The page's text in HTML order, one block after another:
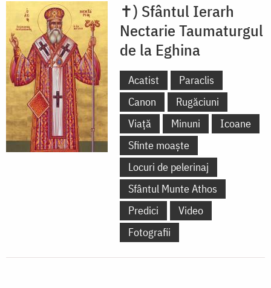
✝) Sfântul Ierarh
Nectarie Taumaturgul
de la Eghina
Acatist
Paraclis
Canon
Rugăciuni
Viață
Minuni
Icoane
Sfinte moaște
Locuri de pelerinaj
Sfântul Munte Athos
Predici
Video
Fotografii